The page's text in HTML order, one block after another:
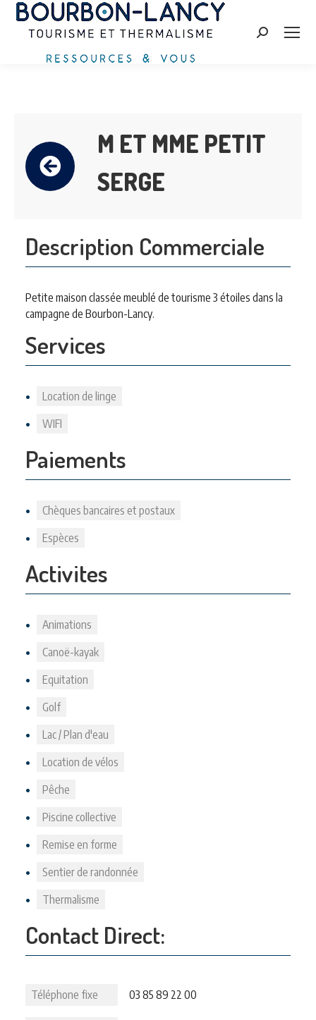
Search:
M ET MME PETIT
SERGE
Description Commerciale
Petite maison classée meublé de tourisme 3 étoiles dans la
campagne de Bourbon-Lancy.
Services
Location de linge
WIFI
Paiements
Chèques bancaires et postaux
Espèces
Activites
Animations
Canoë-kayak
Equitation
Golf
Lac / Plan d'eau
Location de vélos
Pêche
Piscine collective
Remise en forme
Sentier de randonnée
Thermalisme
Contact Direct:
Téléphone fixe 03 85 89 22 00